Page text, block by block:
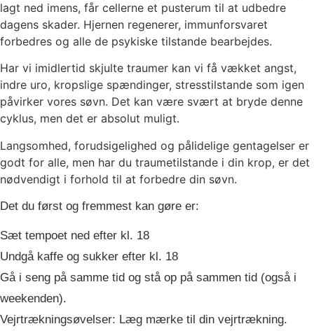
lagt ned imens, får cellerne et pusterum til at udbedre
dagens skader. Hjernen regenerer, immunforsvaret
forbedres og alle de psykiske tilstande bearbejdes.
Har vi imidlertid skjulte traumer kan vi få vækket angst,
indre uro, kropslige spændinger, stresstilstande som igen
påvirker vores søvn. Det kan være svært at bryde denne
cyklus, men det er absolut muligt.
Langsomhed, forudsigelighed og pålidelige gentagelser er
godt for alle, men har du traumetilstande i din krop, er det
nødvendigt i forhold til at forbedre din søvn.
Det du først og fremmest kan gøre er:
Sæt tempoet ned efter kl. 18
Undgå kaffe og sukker efter kl. 18
Gå i seng på samme tid og stå op på sammen tid (også i
weekenden).
Vejrtrækningsøvelser: Læg mærke til din vejrtrækning.